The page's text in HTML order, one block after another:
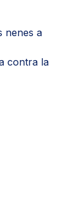
nenes a
contra la